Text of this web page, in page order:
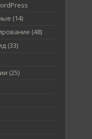
(14)
(48)
(33)
(25)